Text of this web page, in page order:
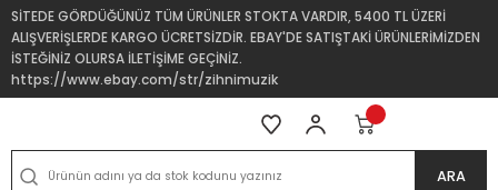
SİTEDE GÖRDÜĞÜNÜZ TÜM ÜRÜNLER STOKTA VARDIR, 5400 TL ÜZERİ
ALIŞVERİŞLERDE KARGO ÜCRETSİZDİR. EBAY'DE SATIŞTAKİ ÜRÜNLERİMİZDEN
İSTEĞİNİZ OLURSA İLETİŞİME GEÇİNİZ.
https://www.ebay.com/str/zihnimuzik
ARA